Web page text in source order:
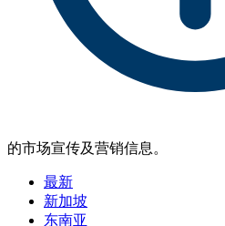
的市场宣传及营销信息。
最新
新加坡
东南亚